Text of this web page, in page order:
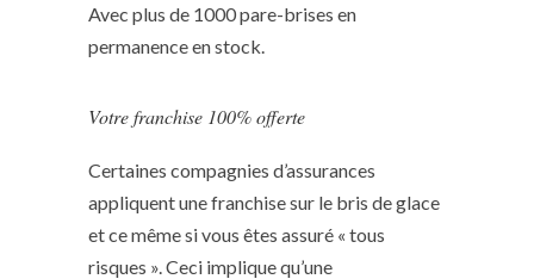
Avec plus de 1000 pare-brises en
permanence en stock.
Votre franchise 100% offerte
Certaines compagnies d’assurances
appliquent une franchise sur le bris de glace
et ce même si vous êtes assuré « tous
risques ». Ceci implique qu’une